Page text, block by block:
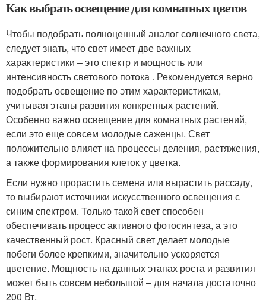
Как выбрать освещение для комнатных цветов
Чтобы подобрать полноценный аналог солнечного света,
следует знать, что свет имеет две важных
характеристики – это спектр и мощность или
интенсивность светового потока . Рекомендуется верно
подобрать освещение по этим характеристикам,
учитывая этапы развития конкретных растений.
Особенно важно освещение для комнатных растений,
если это еще совсем молодые саженцы. Свет
положительно влияет на процессы деления, растяжения,
а также формирования клеток у цветка.
Если нужно прорастить семена или вырастить рассаду,
то выбирают источники искусственного освещения с
синим спектром. Только такой свет способен
обеспечивать процесс активного фотосинтеза, а это
качественный рост. Красный свет делает молодые
побеги более крепкими, значительно ускоряется
цветение. Мощность на данных этапах роста и развития
может быть совсем небольшой – для начала достаточно
200 Вт.